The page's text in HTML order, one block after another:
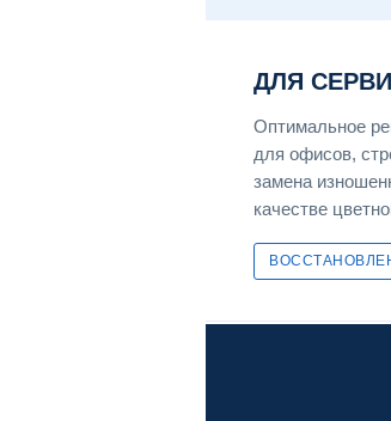
ДЛЯ
Оптимальное
для офисов,
замена
качестве